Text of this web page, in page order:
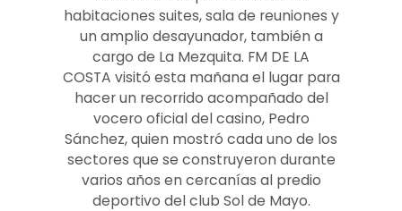
habitaciones suites, sala de reuniones y
un amplio desayunador, también a
cargo de La Mezquita. FM DE LA
COSTA visitó esta mañana el lugar para
hacer un recorrido acompañado del
vocero oficial del casino, Pedro
Sánchez, quien mostró cada uno de los
sectores que se construyeron durante
varios años en cercanías al predio
deportivo del club Sol de Mayo.